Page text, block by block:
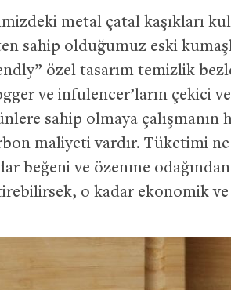
metal çatal kaşıkları
sahip olduğumuz eski
özel tasarım temizlik
ve infulencer’ların çekici
sahip olmaya
maliyeti vardır. Tüketimi ne
beğeni ve özenme
o kadar ekonomik